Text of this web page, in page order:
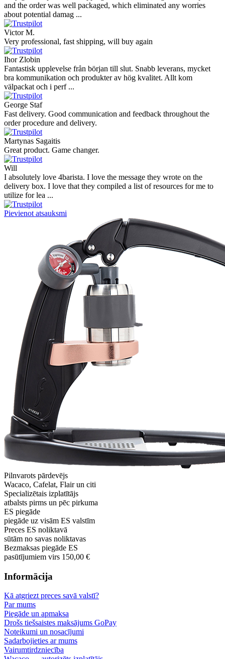
and the order was well packaged, which eliminated any worries
about potential damag ...
Victor M.
Very professional, fast shipping, will buy again
Ihor Zlobin
Fantastisk upplevelse från början till slut. Snabb leverans, mycket
bra kommunikation och produkter av hög kvalitet. Allt kom
välpackat och i perf ...
George Staf
Fast delivery. Good communication and feedback throughout the
order procedure and delivery.
Martynas Sagaitis
Great product. Game changer.
Will
I absolutely love 4barista. I love the message they wrote on the
delivery box. I love that they compiled a list of resources for me to
utilize for lea ...
Pievienot atsauksmi
Pilnvarots pārdevējs
Wacaco, Cafelat, Flair un citi
Specializētais izplatītājs
atbalsts pirms un pēc pirkuma
ES piegāde
piegāde uz visām ES valstīm
Preces ES noliktavā
sūtām no savas noliktavas
Bezmaksas piegāde ES
pasūtījumiem virs 150,00 €
Informācija
Kā atgriezt preces savā valstī?
Par mums
Piegāde un apmaksa
Drošs tiešsaistes maksājums GoPay
Noteikumi un nosacījumi
Sadarbojieties ar mums
Vairumtirdzniecība